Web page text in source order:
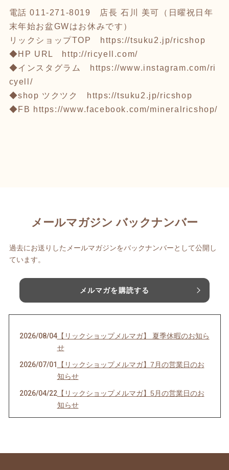
電話 011-271-8019 店長 石川 美可（日曜祝日年
末年始お盆GWはお休みです）
リックショップTOP
https://tsuku2.jp/ricshop
◆HP URL http://ricyell.com/
◆インスタグラム
https://www.instagram.com/ri
cyell/
◆shop ツクツク
https://tsuku2.jp/ricshop
◆FB https://www.facebook.com/mineralricshop/
メールマガジン バックナンバー
過去にお送りしたメールマガジンをバックナンバーとして公開し
ています。
メルマガを購読する
2026/08/04【リックショップメルマガ】 夏季休暇のお知ら
せ
2026/07/01
【リックショップメルマガ】7月の営業日のお
知らせ
2026/04/22【リックショップメルマガ】5月の営業日のお
知らせ